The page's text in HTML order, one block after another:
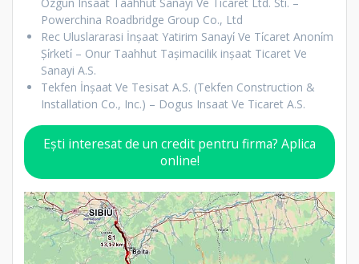
Ozgun Insaat Taahhut Sanayi Ve Ticaret Ltd. Sti. –
Powerchina Roadbridge Group Co., Ltd
Rec Uluslararasi İnşaat Yatirim Sanayi̇ Ve Ti̇caret Anoni̇m
Şi̇rketi̇ – Onur Taahhut Taşimacilik inşaat Ticaret Ve
Sanayi A.S.
Tekfen İnşaat Ve Tesisat A.S. (Tekfen Construction &
Installation Co., Inc.) – Dogus Insaat Ve Ticaret A.S.
Ești interesat de un credit pentru firma? Aplica
online!